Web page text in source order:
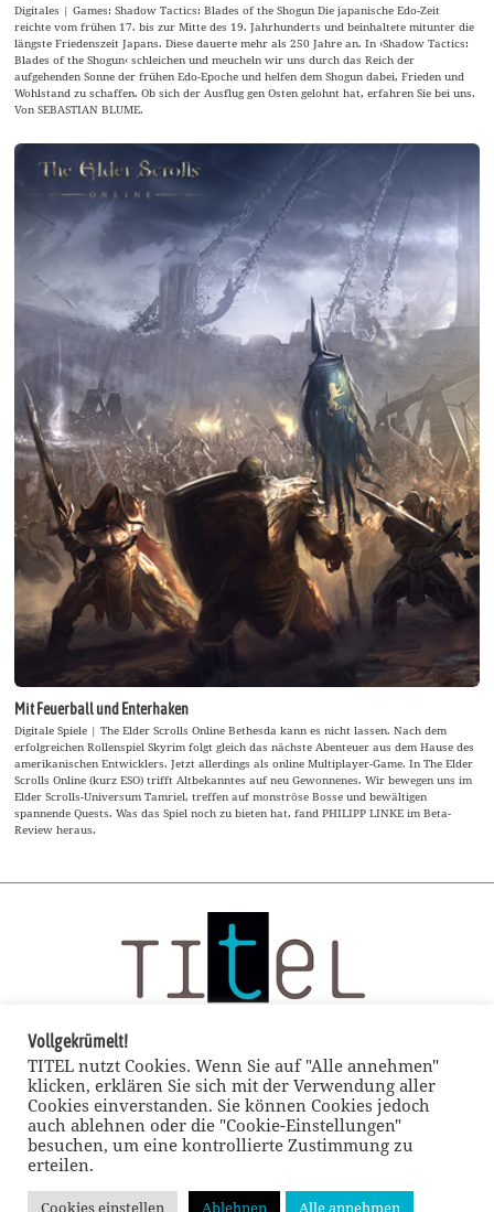
Digitales | Games: Shadow Tactics: Blades of the Shogun Die japanische Edo-Zeit
reichte vom frühen 17. bis zur Mitte des 19. Jahrhunderts und beinhaltete mitunter die
längste Friedenszeit Japans. Diese dauerte mehr als 250 Jahre an. In ›Shadow Tactics:
Blades of the Shogun‹ schleichen und meucheln wir uns durch das Reich der
aufgehenden Sonne der frühen Edo-Epoche und helfen dem Shogun dabei, Frieden und
Wohlstand zu schaffen. Ob sich der Ausflug gen Osten gelohnt hat, erfahren Sie bei uns.
Von SEBASTIAN BLUME.
Mit Feuerball und Enterhaken
Digitale Spiele | The Elder Scrolls Online Bethesda kann es nicht lassen. Nach dem
erfolgreichen Rollenspiel Skyrim folgt gleich das nächste Abenteuer aus dem Hause des
amerikanischen Entwicklers. Jetzt allerdings als online Multiplayer-Game. In The Elder
Scrolls Online (kurz ESO) trifft Altbekanntes auf neu Gewonnenes. Wir bewegen uns im
Elder Scrolls-Universum Tamriel, treffen auf monströse Bosse und bewältigen
spannende Quests. Was das Spiel noch zu bieten hat, fand PHILIPP LINKE im Beta-
Review heraus.
Vollgekrümelt!
TITEL nutzt Cookies. Wenn Sie auf "Alle annehmen"
klicken, erklären Sie sich mit der Verwendung aller
Cookies einverstanden. Sie können Cookies jedoch
auch ablehnen oder die "Cookie-Einstellungen"
besuchen, um eine kontrollierte Zustimmung zu
erteilen.
Cookies einstellen Ablehnen Alle annehmen